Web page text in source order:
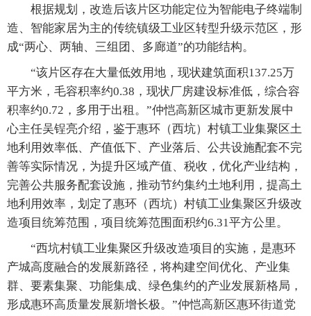
根据规划，改造后该片区功能定位为智能电子终端制
造、智能家居为主的传统镇级工业区转型升级示范区，形
成“两心、两轴、三组团、多廊道”的功能结构。
“该片区存在大量低效用地，现状建筑面积137.25万
平方米，毛容积率约0.38，现状厂房建设标准低，综合容
积率约0.72，多用于出租。”仲恺高新区城市更新发展中
心主任吴锃亮介绍，鉴于惠环（西坑）村镇工业集聚区土
地利用效率低、产值低下、产业落后、公共设施配套不完
善等实际情况，为提升区域产值、税收，优化产业结构，
完善公共服务配套设施，推动节约集约土地利用，提高土
地利用效率，划定了惠环（西坑）村镇工业集聚区升级改
造项目统筹范围，项目统筹范围面积约6.31平方公里。
“西坑村镇工业集聚区升级改造项目的实施，是惠环
产城高度融合的发展新路径，将构建空间优化、产业集
群、要素集聚、功能集成、绿色集约的产业发展新格局，
形成惠环高质量发展新增长极。”仲恺高新区惠环街道党